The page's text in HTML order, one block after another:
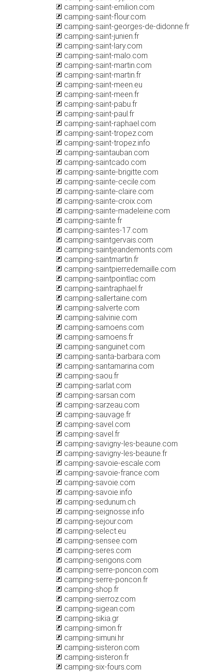
camping-saint-emilion.com
camping-saint-flour.com
camping-saint-georges-de-didonne.fr
camping-saint-junien.fr
camping-saint-lary.com
camping-saint-malo.com
camping-saint-martin.com
camping-saint-martin.fr
camping-saint-meen.eu
camping-saint-meen.fr
camping-saint-pabu.fr
camping-saint-paul.fr
camping-saint-raphael.com
camping-saint-tropez.com
camping-saint-tropez.info
camping-saintauban.com
camping-saintcado.com
camping-sainte-brigitte.com
camping-sainte-cecile.com
camping-sainte-claire.com
camping-sainte-croix.com
camping-sainte-madeleine.com
camping-sainte.fr
camping-saintes-17.com
camping-saintgervais.com
camping-saintjeandemonts.com
camping-saintmartin.fr
camping-saintpierredemaille.com
camping-saintpointlac.com
camping-saintraphael.fr
camping-sallertaine.com
camping-salverte.com
camping-salvinie.com
camping-samoens.com
camping-samoens.fr
camping-sanguinet.com
camping-santa-barbara.com
camping-santamarina.com
camping-saou.fr
camping-sarlat.com
camping-sarsan.com
camping-sarzeau.com
camping-sauvage.fr
camping-savel.com
camping-savel.fr
camping-savigny-les-beaune.com
camping-savigny-les-beaune.fr
camping-savoie-escale.com
camping-savoie-france.com
camping-savoie.com
camping-savoie.info
camping-sedunum.ch
camping-seignosse.info
camping-sejour.com
camping-select.eu
camping-sensee.com
camping-seres.com
camping-serigons.com
camping-serre-poncon.com
camping-serre-poncon.fr
camping-shop.fr
camping-sierroz.com
camping-sigean.com
camping-sikia.gr
camping-simon.fr
camping-simuni.hr
camping-sisteron.com
camping-sisteron.fr
camping-six-fours.com